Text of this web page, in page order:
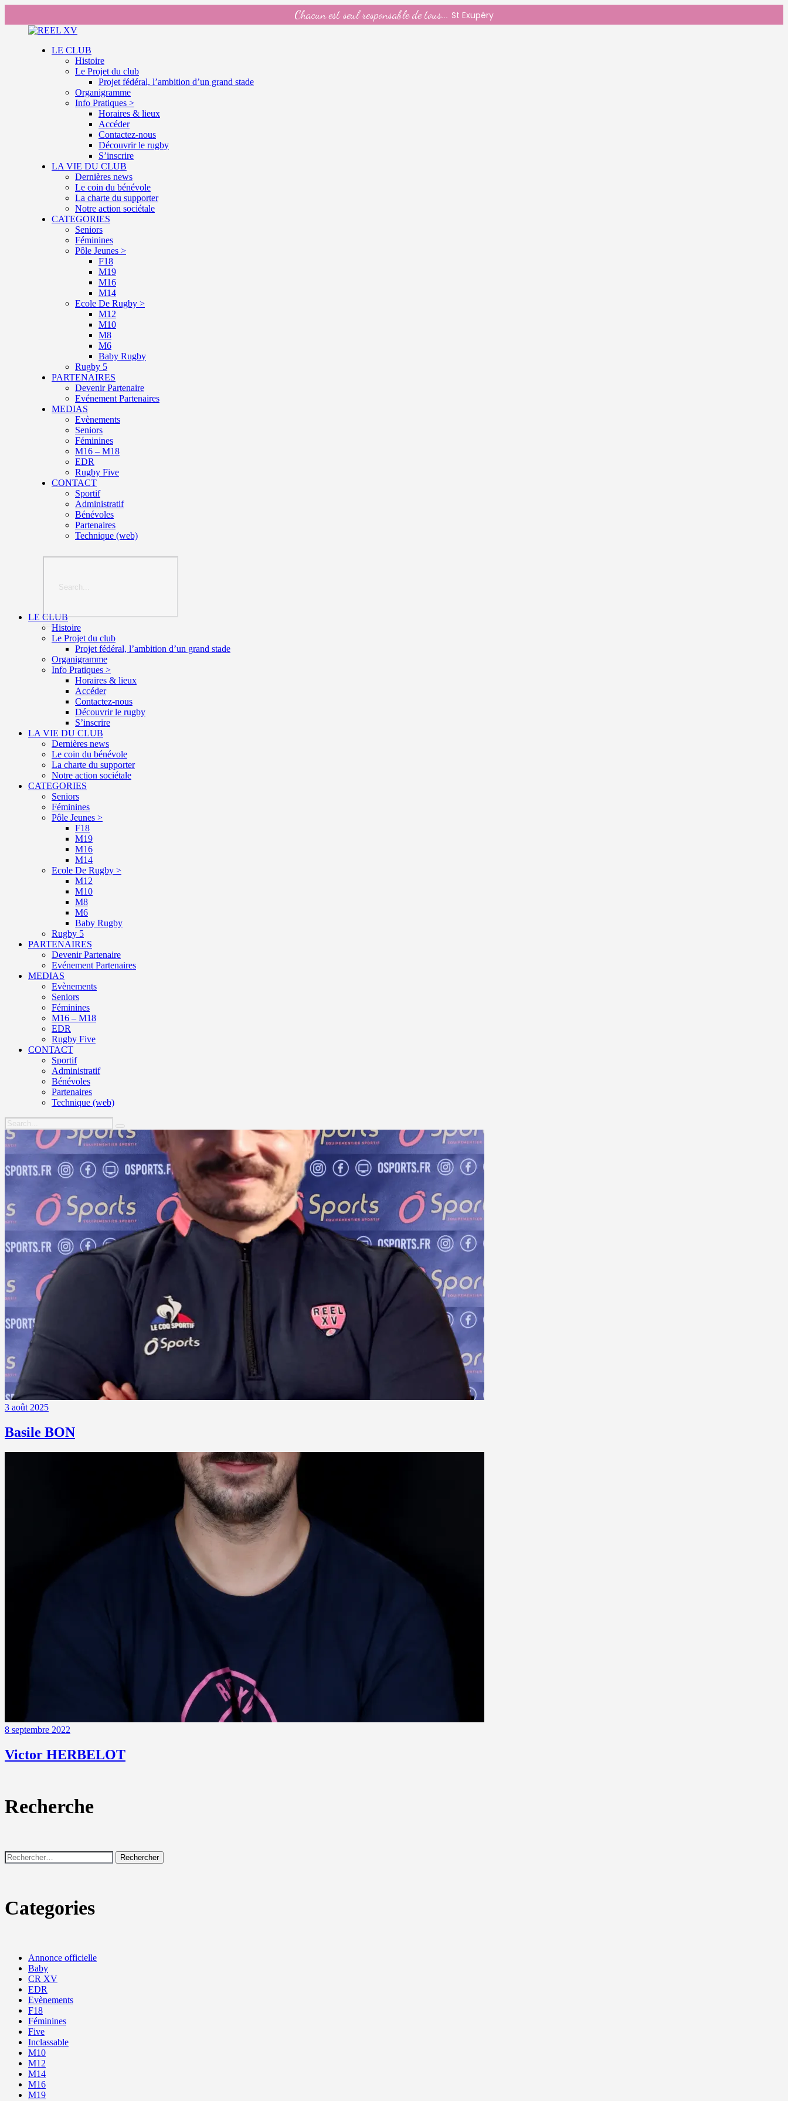
Chacun est seul responsable de tous... St Exupéry
LE CLUB
Histoire
Le Projet du club
Projet fédéral, l’ambition d’un grand stade
Organigramme
Info Pratiques >
Horaires & lieux
Accéder
Contactez-nous
Découvrir le rugby
S’inscrire
LA VIE DU CLUB
Dernières news
Le coin du bénévole
La charte du supporter
Notre action sociétale
CATEGORIES
Seniors
Féminines
Pôle Jeunes >
F18
M19
M16
M14
Ecole De Rugby >
M12
M10
M8
M6
Baby Rugby
Rugby 5
PARTENAIRES
Devenir Partenaire
Evénement Partenaires
MEDIAS
Evènements
Seniors
Féminines
M16 – M18
EDR
Rugby Five
CONTACT
Sportif
Administratif
Bénévoles
Partenaires
Technique (web)
LE CLUB
Histoire
Le Projet du club
Projet fédéral, l’ambition d’un grand stade
Organigramme
Info Pratiques >
Horaires & lieux
Accéder
Contactez-nous
Découvrir le rugby
S’inscrire
LA VIE DU CLUB
Dernières news
Le coin du bénévole
La charte du supporter
Notre action sociétale
CATEGORIES
Seniors
Féminines
Pôle Jeunes >
F18
M19
M16
M14
Ecole De Rugby >
M12
M10
M8
M6
Baby Rugby
Rugby 5
PARTENAIRES
Devenir Partenaire
Evénement Partenaires
MEDIAS
Evènements
Seniors
Féminines
M16 – M18
EDR
Rugby Five
CONTACT
Sportif
Administratif
Bénévoles
Partenaires
Technique (web)
3 août 2025
Basile BON
8 septembre 2022
Victor HERBELOT
Recherche
Rechercher :
Categories
Annonce officielle
Baby
CR XV
EDR
Evènements
F18
Féminines
Five
Inclassable
M10
M12
M14
M16
M19